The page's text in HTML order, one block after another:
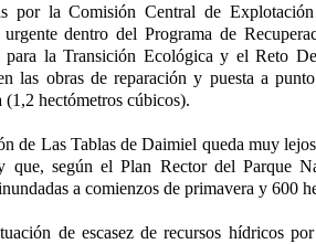
por la Comisión Central de
dentro del Programa de
para la Transición Ecológica y el Reto
las obras de reparación y puesta a
(1,2 hectómetros cúbicos).
de Las Tablas de Daimiel queda muy
que, según el Plan Rector del Parque
a comienzos de primavera y 600
de escasez de recursos hídricos